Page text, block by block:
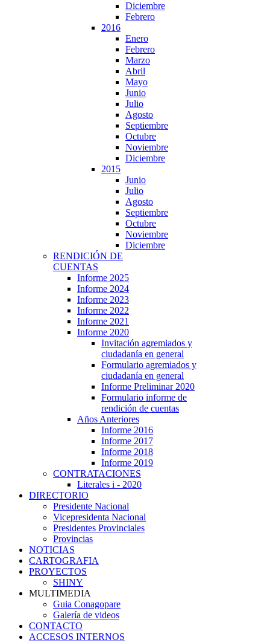
Diciembre
Febrero
2016
Enero
Febrero
Marzo
Abril
Mayo
Junio
Julio
Agosto
Septiembre
Octubre
Noviembre
Diciembre
2015
Junio
Julio
Agosto
Septiembre
Octubre
Noviembre
Diciembre
RENDICIÓN DE
CUENTAS
Informe 2025
Informe 2024
Informe 2023
Informe 2022
Informe 2021
Informe 2020
Invitación agremiados y
ciudadanía en general
Formulario agremiados y
ciudadanía en general
Informe Preliminar 2020
Formulario informe de
rendición de cuentas
Años Anteriores
Informe 2016
Informe 2017
Informe 2018
Informe 2019
CONTRATACIONES
Literales i - 2020
DIRECTORIO
Presidente Nacional
Vicepresidenta Nacional
Presidentes Provinciales
Provincias
NOTICIAS
CARTOGRAFIA
PROYECTOS
SHINY
MULTIMEDIA
Guia Conagopare
Galería de videos
CONTACTO
ACCESOS INTERNOS